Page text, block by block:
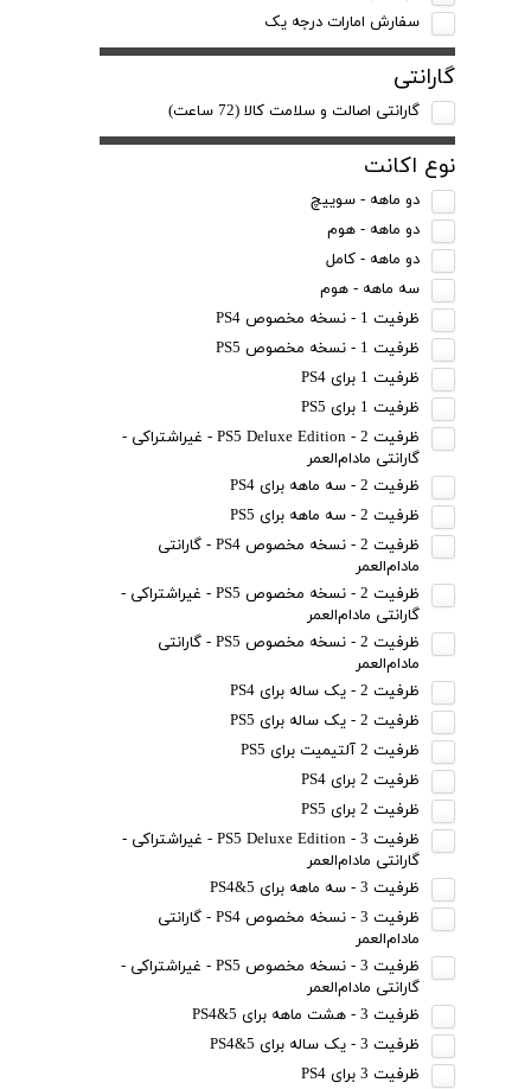
سفارش امارات درجه یک
گارانتی
گارانتی اصالت و سلامت کالا (72 ساعت)
نوع اکانت
دو ماهه - سوییچ
دو ماهه - هوم
دو ماهه - کامل
سه ماهه - هوم
ظرفیت 1 - نسخه مخصوص PS4
ظرفیت 1 - نسخه مخصوص PS5
ظرفیت 1 برای PS4
ظرفیت 1 برای PS5
ظرفیت 2 - PS5 Deluxe Edition - غیراشتراکی -
گارانتی مادام‌العمر
ظرفیت 2 - سه ماهه برای PS4
ظرفیت 2 - سه ماهه برای PS5
ظرفیت 2 - نسخه مخصوص PS4 - گارانتی
مادام‌العمر
ظرفیت 2 - نسخه مخصوص PS5 - غیراشتراکی -
گارانتی مادام‌العمر
ظرفیت 2 - نسخه مخصوص PS5 - گارانتی
مادام‌العمر
ظرفیت 2 - یک ساله برای PS4
ظرفیت 2 - یک ساله برای PS5
ظرفیت 2 آلتیمیت برای PS5
ظرفیت 2 برای PS4
ظرفیت 2 برای PS5
ظرفیت 3 - PS5 Deluxe Edition - غیراشتراکی -
گارانتی مادام‌العمر
ظرفیت 3 - سه ماهه برای PS4&5
ظرفیت 3 - نسخه مخصوص PS4 - گارانتی
مادام‌العمر
ظرفیت 3 - نسخه مخصوص PS5 - غیراشتراکی -
گارانتی مادام‌العمر
ظرفیت 3 - هشت ماهه برای PS4&5
ظرفیت 3 - یک ساله برای PS4&5
ظرفیت 3 برای PS4